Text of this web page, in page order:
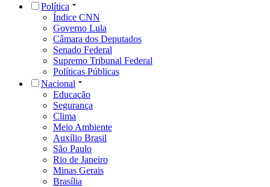
Política
Índice CNN
Governo Lula
Câmara dos Deputados
Senado Federal
Supremo Tribunal Federal
Políticas Públicas
Nacional
Educação
Segurança
Clima
Meio Ambiente
Auxílio Brasil
São Paulo
Rio de Janeiro
Minas Gerais
Brasília